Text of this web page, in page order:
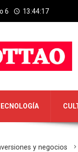
6 13:44:17
y negocios